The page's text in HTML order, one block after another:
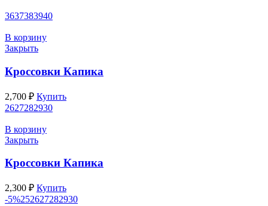
3637383940
В корзину
Закрыть
Кроссовки Капика
2,700 ₽ Купить
2627282930
В корзину
Закрыть
Кроссовки Капика
2,300 ₽ Купить
-5%252627282930